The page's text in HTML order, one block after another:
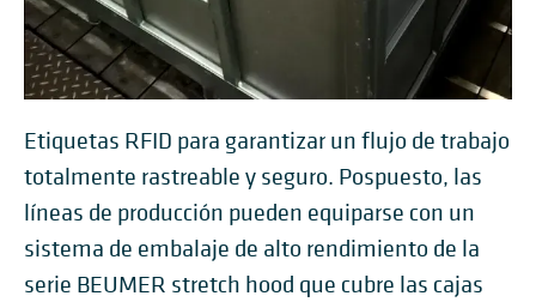
Etiquetas RFID para garantizar un flujo de trabajo
totalmente rastreable y seguro. Pospuesto, las
líneas de producción pueden equiparse con un
sistema de embalaje de alto rendimiento de la
serie BEUMER stretch hood que cubre las cajas